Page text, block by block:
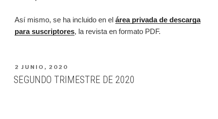
Así mismo, se ha incluido en el área privada de descarga
para suscriptores, la revista en formato PDF.
PUBLICADO
EN
2 JUNIO, 2020
SEGUNDO TRIMESTRE DE 2020